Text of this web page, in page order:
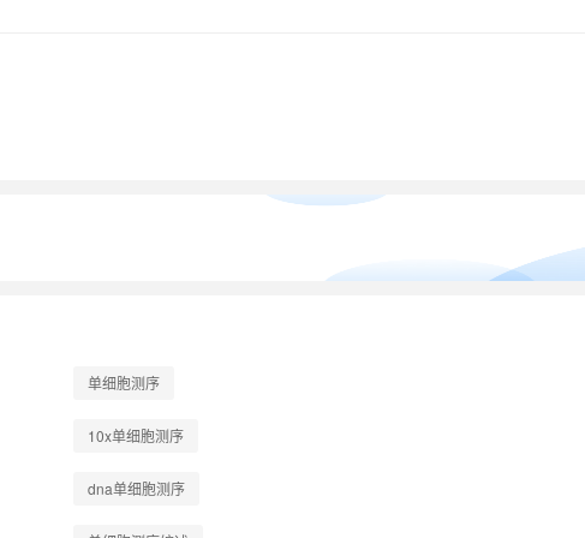
单细胞测序
10x单细胞测序
dna单细胞测序